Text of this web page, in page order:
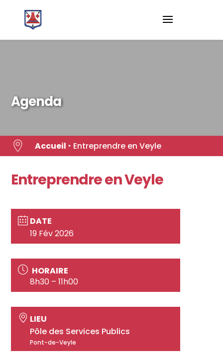
content
Agenda
 Accueil ‣ Entreprendre en Veyle
Entreprendre en Veyle
DATE
19 Fév 2026
HORAIRE
8h30 – 11h00
LIEU
Pôle des Services Publics
Pont-de-Veyle